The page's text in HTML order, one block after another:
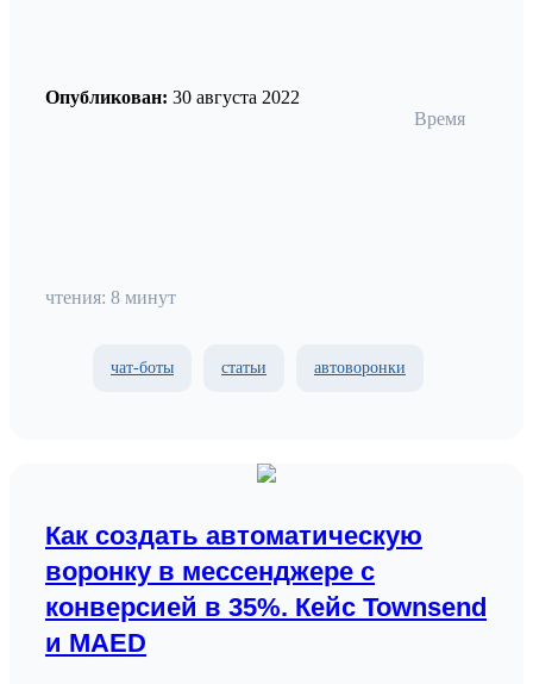
Опубликован: 30 августа 2022
Время
чтения: 8 минут
чат-боты статьи автоворонки
Как создать автоматическую
воронку в мессенджере с
конверсией в 35%. Кейс Townsend
и MAED